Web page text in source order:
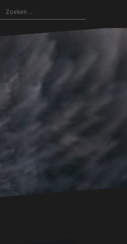
Zoeken
naar: